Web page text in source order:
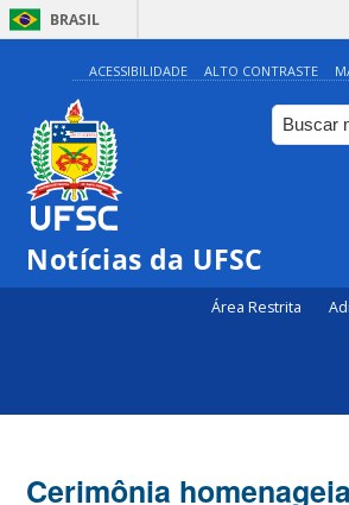
BRASIL
ACESSIBILIDADE ALTO CONTRASTE
Notícias da UFSC
Área Restrita
Cerimônia homenageia